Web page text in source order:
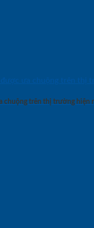
chuộng trên thị trường hiện